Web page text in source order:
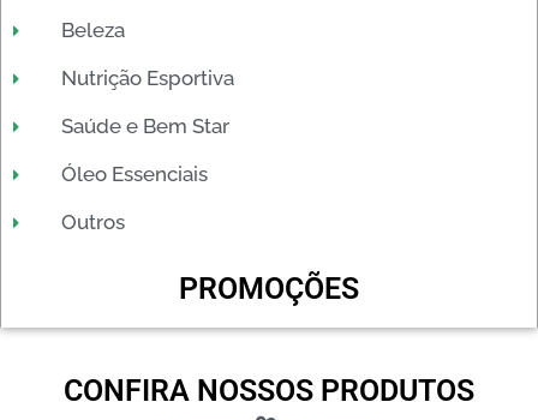
Beleza
Nutrição Esportiva
Saúde e Bem Star
Óleo Essenciais
Outros
PROMOÇÕES
CONFIRA NOSSOS PRODUTOS